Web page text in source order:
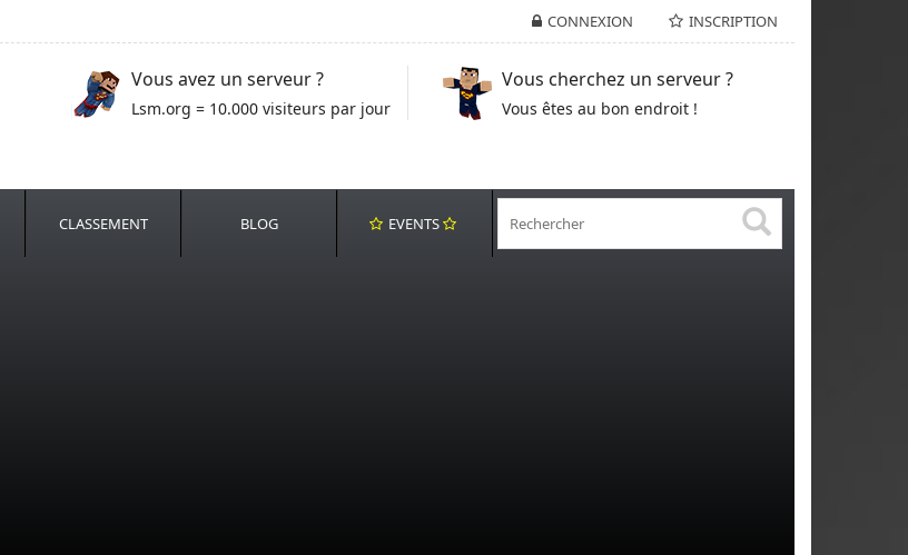
CONNEXION INSCRIPTION
Vous avez un serveur ?
Lsm.org = 10.000 visiteurs par jour
Vous cherchez un serveur ?
Vous êtes au bon endroit !
CLASSEMENT BLOG EVENTS